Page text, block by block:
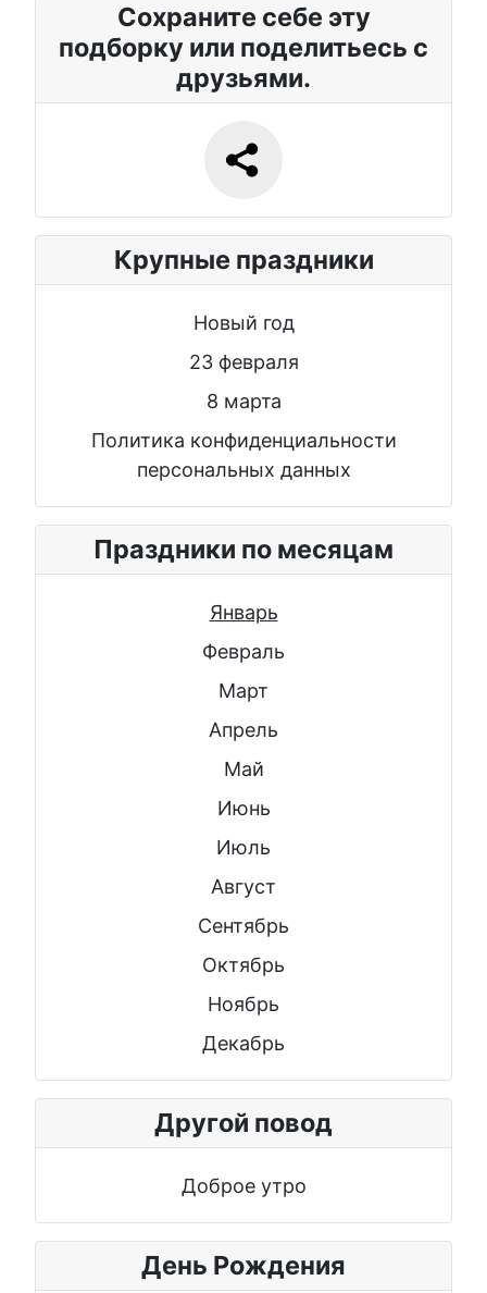
Сохраните себе эту
подборку или поделитьесь с
друзьями.
Крупные праздники
Новый год
23 февраля
8 марта
Политика конфиденциальности
персональных данных
Праздники по месяцам
Январь
Февраль
Март
Апрель
Май
Июнь
Июль
Август
Сентябрь
Октябрь
Ноябрь
Декабрь
Другой повод
Доброе утро
День Рождения